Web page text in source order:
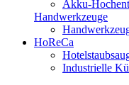
Akku-
Handwerkzeuge
HoReCa
Industrielle